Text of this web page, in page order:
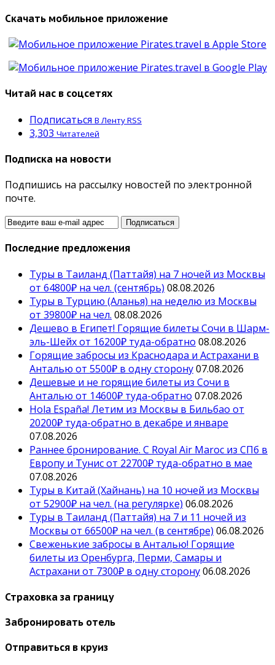
Скачать мобильное приложение
Читай нас в соцсетях
Подписаться В Ленту RSS
3,303 Читателей
Подписка на новости
Подпишись на рассылку новостей по электронной
почте.
Последние предложения
Туры в Таиланд (Паттайя) на 7 ночей из Москвы
от 64800₽ на чел. (сентябрь) 08.08.2026
Туры в Турцию (Аланья) на неделю из Москвы
от 39800₽ на чел. 08.08.2026
Дешево в Египет! Горящие билеты Сочи в Шарм-
эль-Шейх от 16200₽ туда-обратно 08.08.2026
Горящие забросы из Краснодара и Астрахани в
Анталью от 5500₽ в одну сторону07.08.2026
Дешевые и не горящие билеты из Сочи в
Анталью от 14600₽ туда-обратно 07.08.2026
Hola España! Летим из Москвы в Бильбао от
20200₽ туда-обратно в декабре и январе
07.08.2026
Раннее бронирование. С Royal Air Maroc из СПб в
Европу и Тунис от 22700₽ туда-обратно в мае
07.08.2026
Туры в Китай (Хайнань) на 10 ночей из Москвы
от 52900₽ на чел. (на регулярке) 06.08.2026
Туры в Таиланд (Паттайя) на 7 и 11 ночей из
Москвы от 66500₽ на чел. (в сентябре) 06.08.2026
Свеженькие забросы в Анталью! Горящие
билеты из Оренбурга, Перми, Самары и
Астрахани от 7300₽ в одну сторону06.08.2026
Страховка за границу
Забронировать отель
Отправиться в круиз